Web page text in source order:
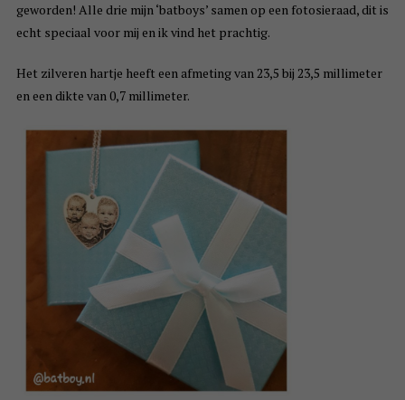
geworden! Alle drie mijn ‘batboys’ samen op een fotosieraad, dit is
echt speciaal voor mij en ik vind het prachtig.
Het zilveren hartje heeft een afmeting van 23,5 bij 23,5 millimeter
en een dikte van 0,7 millimeter.